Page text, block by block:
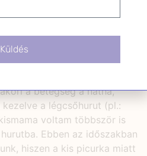
a betegség a nátha,
a légcsőhurut (pl.:
voltam többször is
Ebben az időszakban
hiszen a kis picurka miatt
Küldés